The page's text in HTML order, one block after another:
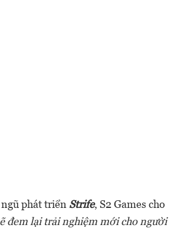
phát triển Strife, S2 Games cho
đem lại trải nghiệm mới cho người